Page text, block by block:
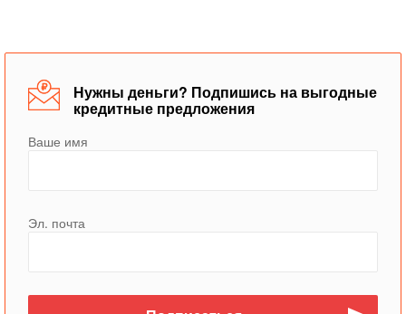
Нужны деньги? Подпишись на выгодные
кредитные предложения
Ваше имя
Эл. почта